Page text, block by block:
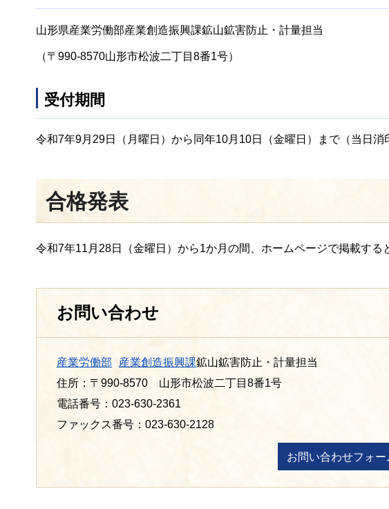
山形県産業労働部産業創造振興課鉱山鉱害防止・計量担当
（〒990-8570山形市松波二丁目8番1号）
受付期間
令和7年9月29日（月曜日）から同年10月10日（金曜日）まで（当日消
合格発表
令和7年11月28日（金曜日）から1か月の間、ホームページで掲載する
お問い合わせ
産業労働部 産業創造振興課鉱山鉱害防止・計量担当
住所：〒990-8570 山形市松波二丁目8番1号
電話番号：023-630-2361
ファックス番号：023-630-2128